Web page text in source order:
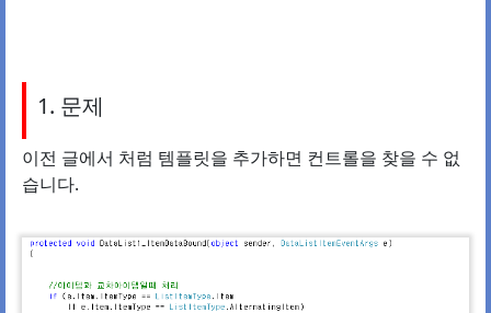
1. 문제
이전 글에서 처럼 템플릿을 추가하면 컨트롤을 찾을 수 없
습니다.